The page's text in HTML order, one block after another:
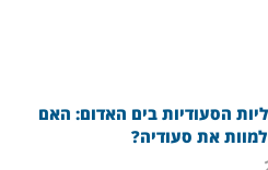
הסעודיות בים האדום: האם
את סעודיה?